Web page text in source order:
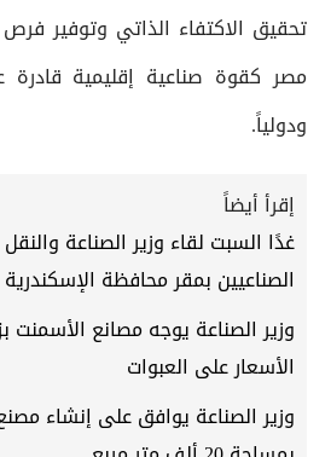
تحقيق الاكتفاء الذاتي وتوفير
مصر كقوة صناعية إقليمية قادرة
ودولياً.
إقرأ أيضاً
غدًا السبت لقاء وزير الصناعة
الصناعيين بمقر محافظة الإسكندرية
وزير الصناعة يوجه مصانع الأسمنت
الأسعار على العبوات
وزير الصناعة يوافق على إنشاء